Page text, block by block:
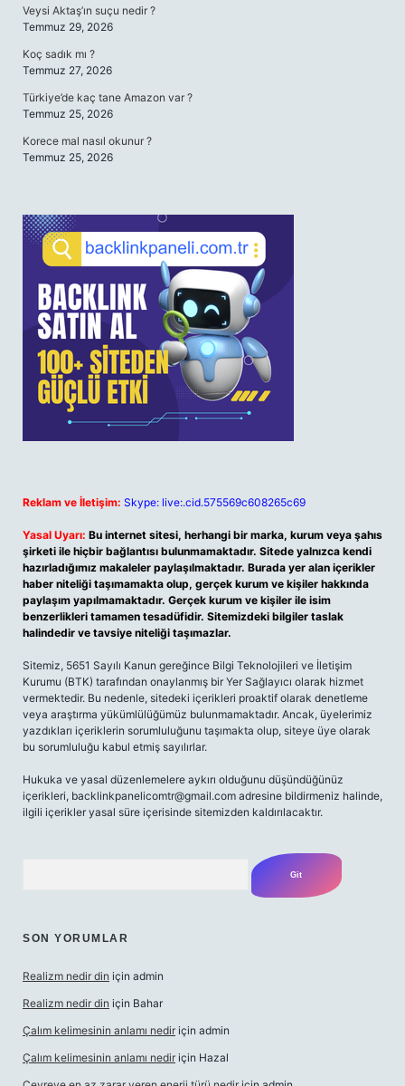
Veysi Aktaş’ın suçu nedir ?
Temmuz 29, 2026
Koç sadık mı ?
Temmuz 27, 2026
Türkiye’de kaç tane Amazon var ?
Temmuz 25, 2026
Korece mal nasıl okunur ?
Temmuz 25, 2026
Reklam ve İletişim: Skype: live:.cid.575569c608265c69
Yasal Uyarı: Bu internet sitesi, herhangi bir marka, kurum veya şahıs
şirketi ile hiçbir bağlantısı bulunmamaktadır. Sitede yalnızca kendi
hazırladığımız makaleler paylaşılmaktadır. Burada yer alan içerikler
haber niteliği taşımamakta olup, gerçek kurum ve kişiler hakkında
paylaşım yapılmamaktadır. Gerçek kurum ve kişiler ile isim
benzerlikleri tamamen tesadüfidir. Sitemizdeki bilgiler taslak
halindedir ve tavsiye niteliği taşımazlar.
Sitemiz, 5651 Sayılı Kanun gereğince Bilgi Teknolojileri ve İletişim
Kurumu (BTK) tarafından onaylanmış bir Yer Sağlayıcı olarak hizmet
vermektedir. Bu nedenle, sitedeki içerikleri proaktif olarak denetleme
veya araştırma yükümlülüğümüz bulunmamaktadır. Ancak, üyelerimiz
yazdıkları içeriklerin sorumluluğunu taşımakta olup, siteye üye olarak
bu sorumluluğu kabul etmiş sayılırlar.
Hukuka ve yasal düzenlemelere aykırı olduğunu düşündüğünüz
içerikleri, backlinkpanelicomtr@gmail.com adresine bildirmeniz halinde,
ilgili içerikler yasal süre içerisinde sitemizden kaldırılacaktır.
SON YORUMLAR
Realizm nedir din için admin
Realizm nedir din için Bahar
Çalım kelimesinin anlamı nedir için admin
Çalım kelimesinin anlamı nedir için Hazal